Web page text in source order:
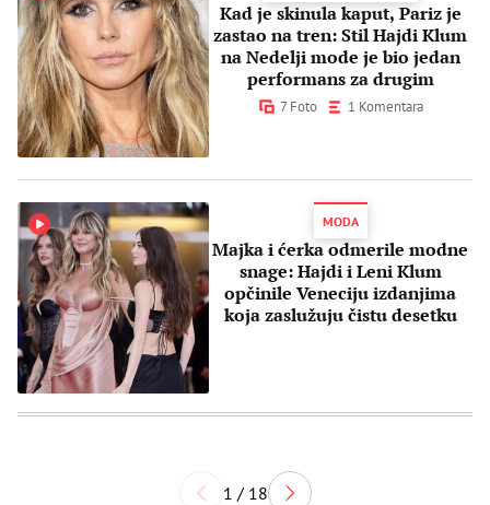
Kad je skinula kaput, Pariz je
zastao na tren: Stil Hajdi Klum
na Nedelji mode je bio jedan
performans za drugim
7 Foto 1 Komentara
MODA
Majka i ćerka odmerile modne
snage: Hajdi i Leni Klum
opčinile Veneciju izdanjima
koja zaslužuju čistu desetku
1 / 18